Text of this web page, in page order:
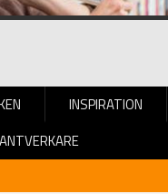
INSPIRATION
- Kataloger